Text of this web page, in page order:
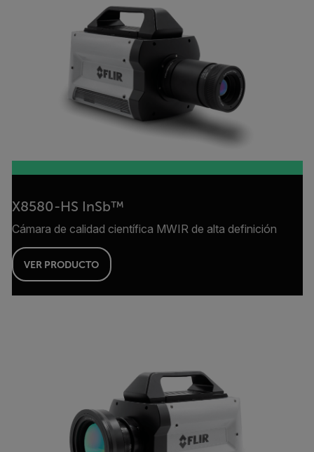
X8580-HS InSb™
Cámara de calidad científica MWIR de alta definición
VER PRODUCTO